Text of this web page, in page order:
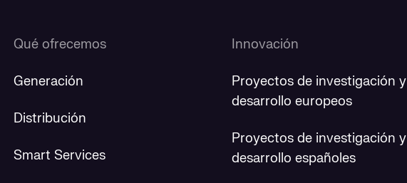
Qué ofrecemos
Generación
Distribución
Smart Services
Innovación
Proyectos de investigación y
desarrollo europeos
Proyectos de investigación y
desarrollo españoles